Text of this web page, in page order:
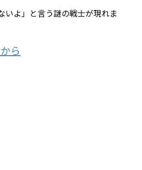
いよ」と言う謎の戦士が現れま
ら